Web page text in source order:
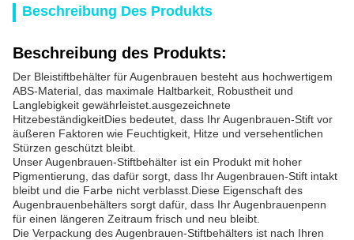
Beschreibung Des Produkts
Beschreibung des Produkts:
Der Bleistiftbehälter für Augenbrauen besteht aus hochwertigem
ABS-Material, das maximale Haltbarkeit, Robustheit und
Langlebigkeit gewährleistet.ausgezeichnete
HitzebeständigkeitDies bedeutet, dass Ihr Augenbrauen-Stift vor
äußeren Faktoren wie Feuchtigkeit, Hitze und versehentlichen
Stürzen geschützt bleibt.
Unser Augenbrauen-Stiftbehälter ist ein Produkt mit hoher
Pigmentierung, das dafür sorgt, dass Ihr Augenbrauen-Stift intakt
bleibt und die Farbe nicht verblasst.Diese Eigenschaft des
Augenbrauenbehälters sorgt dafür, dass Ihr Augenbrauenpenn
für einen längeren Zeitraum frisch und neu bleibt.
Die Verpackung des Augenbrauen-Stiftbehälters ist nach Ihren